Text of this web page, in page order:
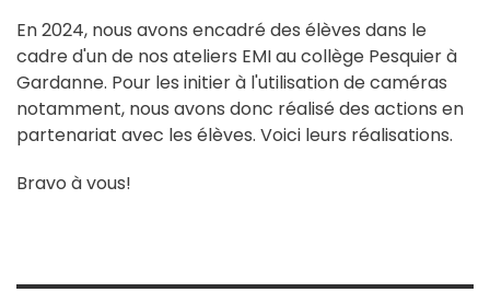
En 2024, nous avons encadré des élèves dans le
cadre d'un de nos ateliers EMI au collège Pesquier à
Gardanne. Pour les initier à l'utilisation de caméras
notamment, nous avons donc réalisé des actions en
partenariat avec les élèves. Voici leurs réalisations.
Bravo à vous!